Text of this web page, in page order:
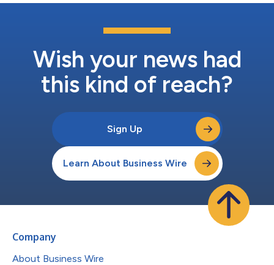
Wish your news had
this kind of reach?
Sign Up
Learn About Business Wire
Company
About Business Wire